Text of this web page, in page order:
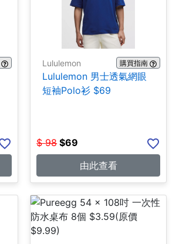
Lululemon 購買指南
Lululemon 男士透氣網眼
短袖Polo衫 $69
$ 98 $69
由此查看